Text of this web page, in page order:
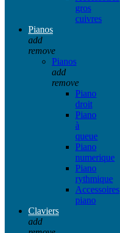
gros
cuivres
Pianos
add
remove
Pianos
add
remove
Piano
droit
Piano
à
queue
Piano
numerique
Piano
rythmique
Accessoires
piano
Claviers
add